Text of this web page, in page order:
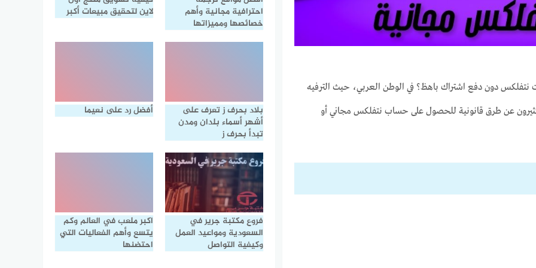
دون دفع اشتراك باهظ؟ في الوطن العربي، حيث الترفيه
عن طرق قانونية للحصول على حساب نتفلكس مجاني أو
احترافية مجانية وأهم
خصائصها ومميزاتها
لاين لتحقيق مبيعات أكبر
بلاد بحرف ز تعرف على
أشهر أسماء بلدان ومدن
تبدأ بحرف ز
أفضل رد على نعيما
فروع مكتبة جرير في
السعودية ومواعيد العمل
وكيفية التواصل
اكبر ملعب في العالم وكم
يتسع وأهم الفعاليات التي
احتضنها